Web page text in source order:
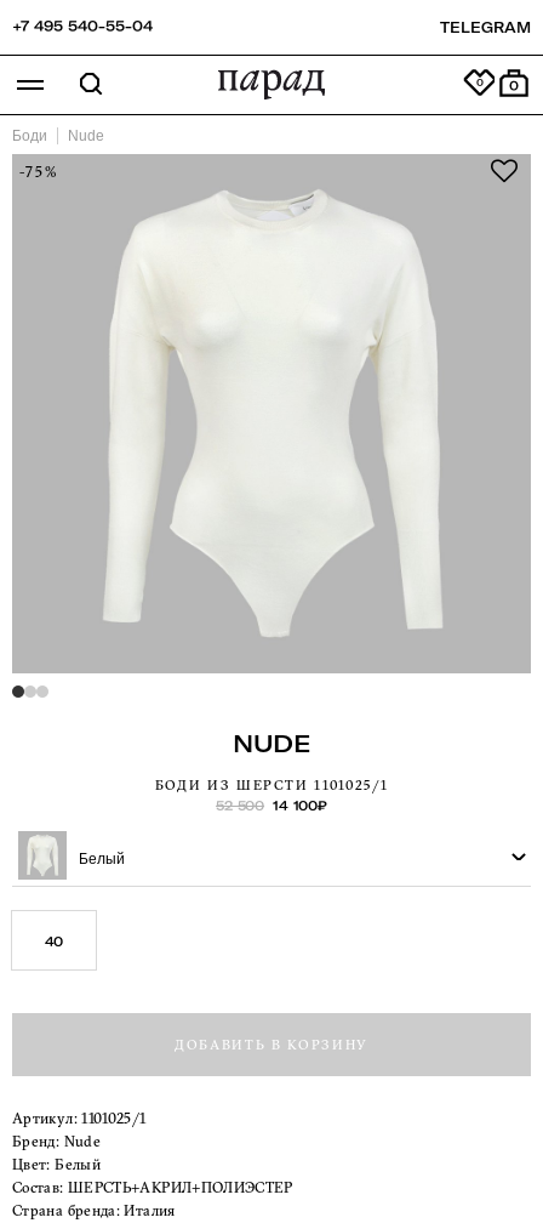
+7 495 540-55-04 TELEGRAM
0
Боди Nude
-75%
NUDE
БОДИ ИЗ ШЕРСТИ 1101025/1
52 500 14 100₽
Белый
40
ДОБАВИТЬ В КОРЗИНУ
Артикул:1101025/1
Бренд:
Nude
Цвет:
Белый
Состав: ШЕРСТЬ+АКРИЛ+ПОЛИЭСТЕР
Страна бренда: Италия